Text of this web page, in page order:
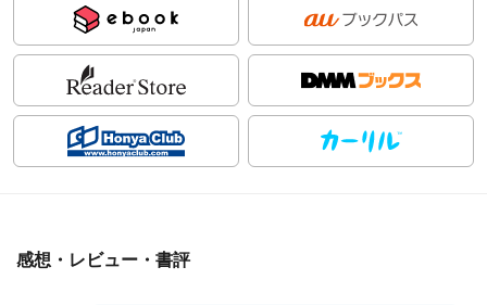
感想・レビュー・書評